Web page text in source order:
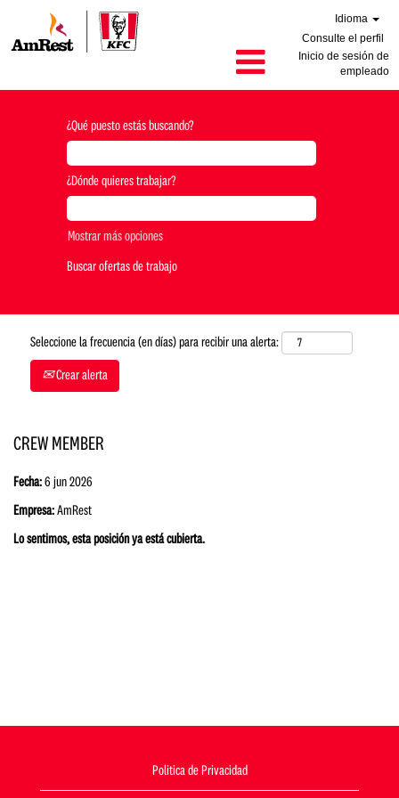
Idioma
Consulte el perfil
Inicio de sesión de
empleado
¿Qué puesto estás buscando?
¿Dónde quieres trabajar?
Mostrar más opciones
Seleccione la frecuencia (en días) para recibir una alerta:
Crear alerta
CREW MEMBER
Fecha:6 jun 2026
Empresa:AmRest
Lo sentimos, esta posición ya está cubierta.
Politica de Privacidad